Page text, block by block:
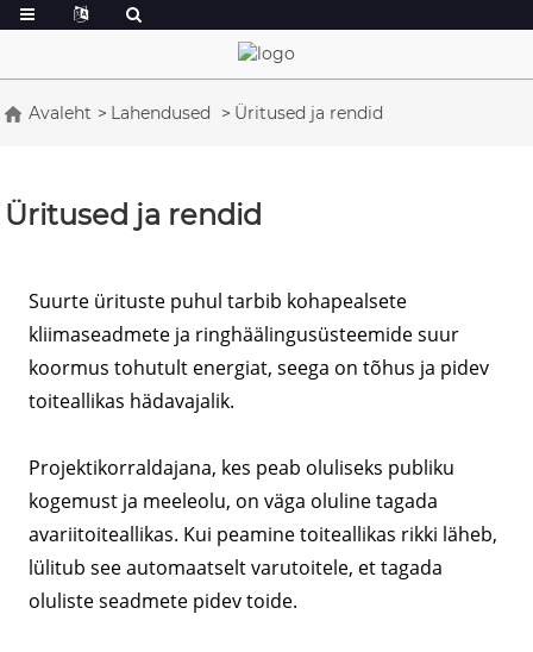
Avaleht Lahendused Üritused ja rendid
Üritused ja rendid
Suurte ürituste puhul tarbib kohapealsete
kliimaseadmete ja ringhäälingusüsteemide suur
koormus tohutult energiat, seega on tõhus ja pidev
toiteallikas hädavajalik.
Projektikorraldajana, kes peab oluliseks publiku
kogemust ja meeleolu, on väga oluline tagada
avariitoiteallikas. Kui peamine toiteallikas rikki läheb,
lülitub see automaatselt varutoitele, et tagada
oluliste seadmete pidev toide.